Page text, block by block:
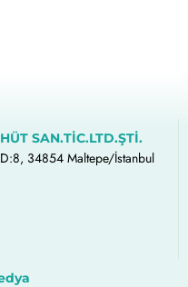
SAN.TİC.LTD.ŞTİ.
34854 Maltepe/İstanbul